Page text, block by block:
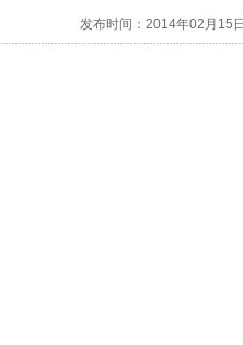
发布时间：2014年02月15